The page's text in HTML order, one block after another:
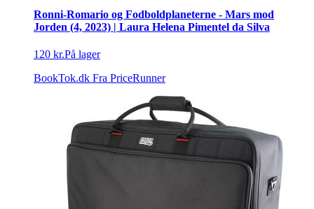
Ronni-Romario og Fodboldplaneterne - Mars mod
Jorden (4, 2023) | Laura Helena Pimentel da Silva
120 kr.På lager
BookTok.dk Fra PriceRunner